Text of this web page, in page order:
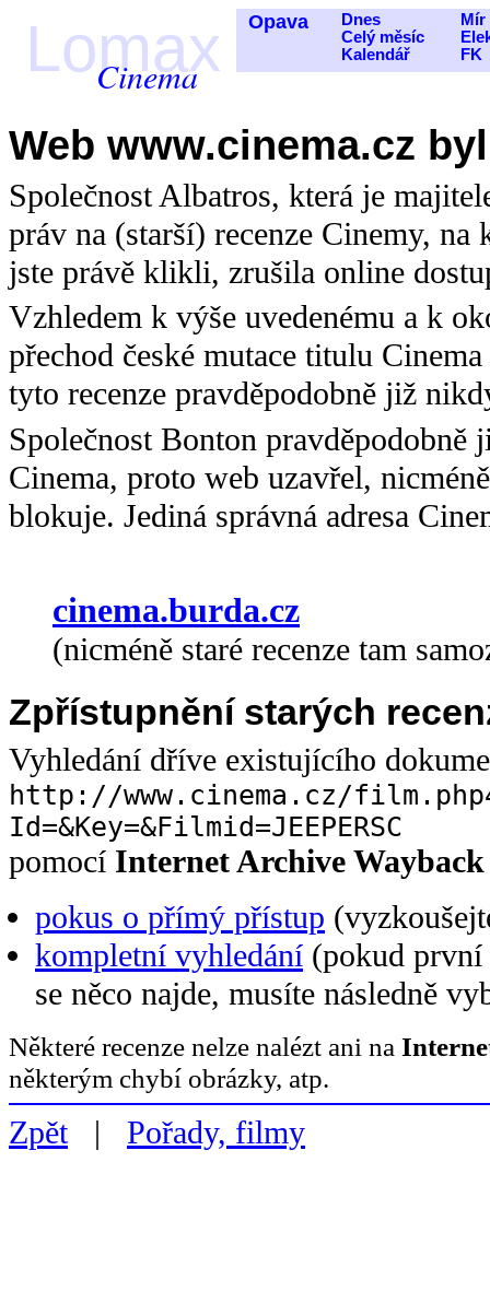
Lomax
Cinema
Opava
Dnes
Celý měsíc
Kalendář
Mír
FK
Web www.cinema.cz
Společnost Albatros, která je
práv na (starší) recenze Cinemy,
jste právě klikli, zrušila online
Vzhledem k výše uvedenému a k
přechod české mutace titulu
tyto recenze pravděpodobně již
Společnost Bonton pravděpodobně
Cinema, proto web uzavřel,
blokuje. Jediná správná adresa
cinema.burda.cz
(nicméně staré recenze tam
Zpřístupnění starých
Vyhledání dříve existujícího
http://www.cinema.cz/
Id=&Key=&Filmid=JEEPERSC
pomocí Internet Archive
pokus o přímý přístup
kompletní vyhledání (pokud první
se něco najde, musíte následně
Některé recenze nelze nalézt ani na
některým chybí obrázky, atp.
Zpět| Pořady, filmy